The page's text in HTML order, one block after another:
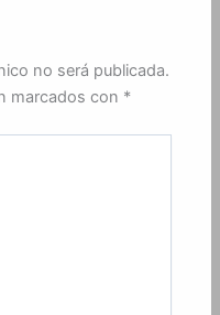
no será publicada.
marcados con *